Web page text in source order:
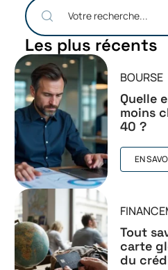
Les plus récents
BOURSE
Quelle
moins
40 ?
EN
Tout
carte
du